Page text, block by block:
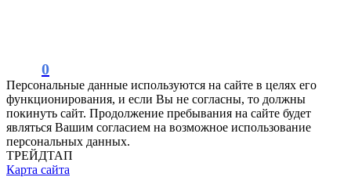
0
Персональные данные используются на сайте в целях его
функционирования, и если Вы не согласны, то должны
покинуть сайт. Продолжение пребывания на сайте будет
являться Вашим согласием на возможное использование
персональных данных.
ТРЕЙДТАП
Карта сайта